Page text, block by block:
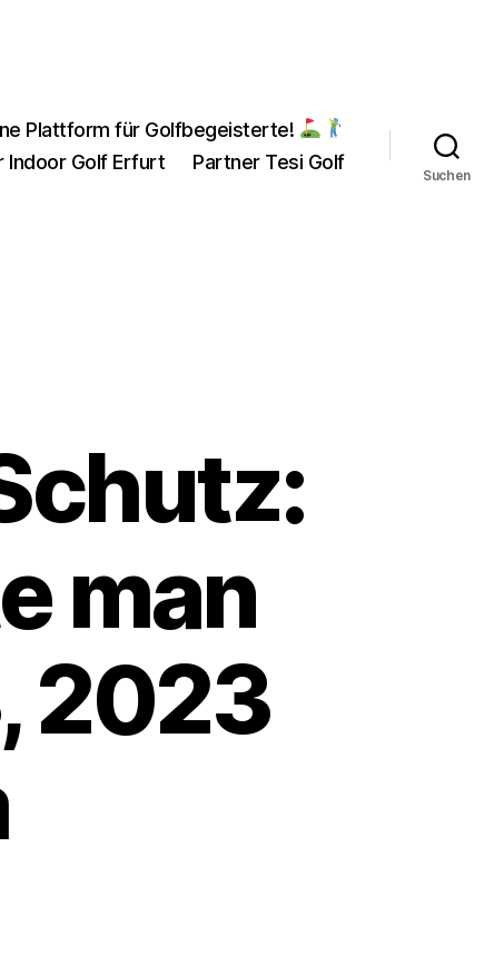
Plattform für Golfbegeisterte!
Indoor Golf Erfurt
Partner Tesi Golf
Suchen
man
2023